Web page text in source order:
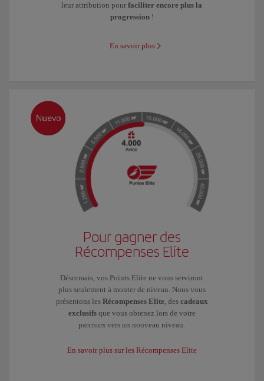
leur attribution pourfaciliter encore plus la
progression!
En savoir plus
Pour gagner des
Récompenses Elite
Désormais, vos Points Elite ne vous serviront
plus seulement à monter de niveau. Nous vous
présentons les Récompenses Elite, des cadeaux
exclusifsque vous obtenez lors de votre
parcours vers un nouveau niveau.
En savoir plus sur les Récompenses Elite